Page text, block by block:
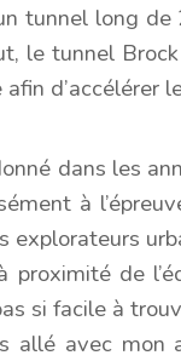
tunnel long
le tunnel
d’accélérer
dans les
à
explorateurs
proximité de
si facile à
allé avec